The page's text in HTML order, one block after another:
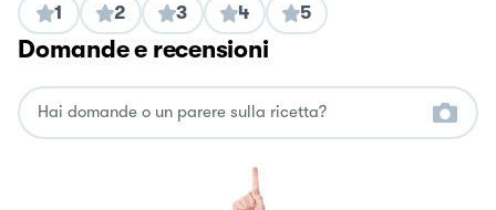
1 2 3 4 5
Domande e recensioni